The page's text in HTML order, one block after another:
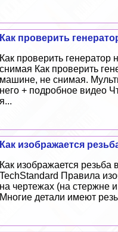
Как проверить
Как проверить генератор
снимая Как проверить
машине, не снимая.
него + подробное видео
я...
Как изображается
Как изображается резьба
TechStandard Правила
на чертежах (на стержне
Многие детали имеют